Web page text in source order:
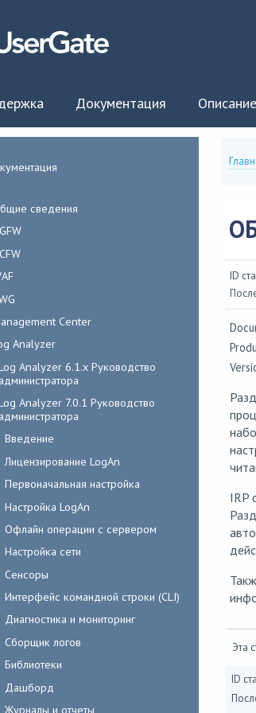
Документация
сведения
Center
Analyzer
Analyzer 6.1.x Руководство
администратора
Analyzer 7.0.1 Руководство
администратора
Введение
Лицензирование LogAn
Первоначальная настройка
Настройка LogAn
Офлайн операции с сервером
Настройка сети
Сенсоры
Интерфейс командной строки (CLI)
Диагностика и мониторинг
Сборщик логов
Библиотеки
Дашборд
Журналы и отчеты
ID
IRP
Эта
ID